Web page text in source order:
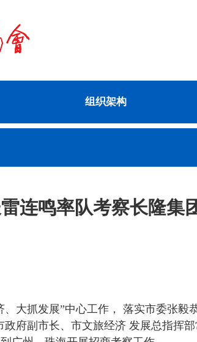
主任许盛鸿当选为深圳市南山区政协委员 4 广东省福
组织架构
连鸣率队考察长隆集
大抓发展”中心工作， 落实市委张毅
府副市长、市文旅经济 发展总指挥